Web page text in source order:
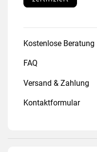
Kostenlose Beratung
FAQ
Versand & Zahlung
Kontaktformular